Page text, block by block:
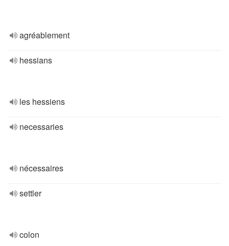
agréablement
hessians
les hessiens
necessaries
nécessaires
settler
colon